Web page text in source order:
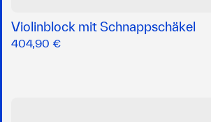
Violinblock mit Schnappschäkel
404,90 €